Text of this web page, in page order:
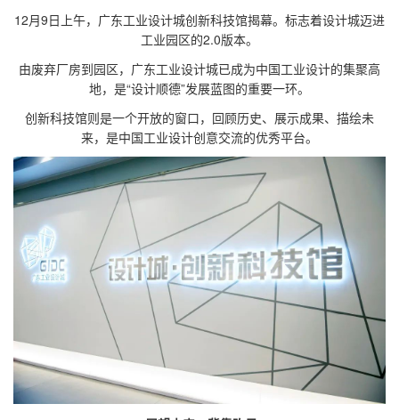
12月9日上午，广东工业设计城创新科技馆揭幕。标志着设计城迈进
工业园区的2.0版本。
由废弃厂房到园区，广东工业设计城已成为中国工业设计的集聚高
地，是“设计顺德”发展蓝图的重要一环。
创新科技馆则是一个开放的窗口，回顾历史、展示成果、描绘未
来，是中国工业设计创意交流的优秀平台。